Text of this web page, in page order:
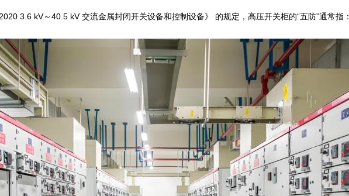
3.6 kV～40.5 kV 交流金属封闭开关设备和控制设备》 的规定，高压开关柜的“五防”通常指：